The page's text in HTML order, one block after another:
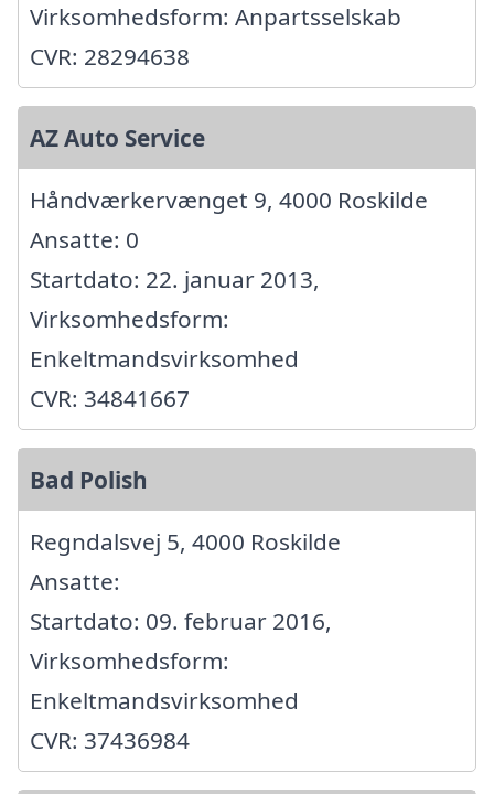
Virksomhedsform: Anpartsselskab
CVR: 28294638
AZ Auto Service
Håndværkervænget 9, 4000 Roskilde
Ansatte: 0
Startdato: 22. januar 2013,
Virksomhedsform:
Enkeltmandsvirksomhed
CVR: 34841667
Bad Polish
Regndalsvej 5, 4000 Roskilde
Ansatte:
Startdato: 09. februar 2016,
Virksomhedsform:
Enkeltmandsvirksomhed
CVR: 37436984